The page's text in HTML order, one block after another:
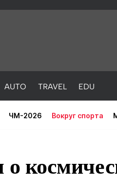
AUTO TRAVEL EDU
ЧМ-2026 Вокруг спорта